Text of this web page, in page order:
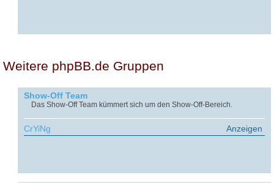
Weitere phpBB.de Gruppen
Show-Off Team
Das Show-Off Team kümmert sich um den Show-Off-Bereich.
Anzeigen
CrYiNg